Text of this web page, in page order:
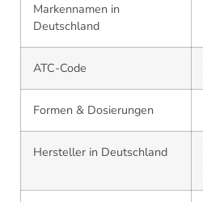
Markennamen in
Deutschland
ATC-Code
Formen & Dosierungen
Hersteller in Deutschland